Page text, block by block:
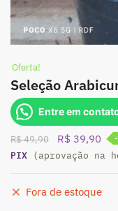
Oferta!
Seleção
Entre em
R$49,90
O
preço
R$ 49,90.
R$ 39,90 O
PIX (aprovação na
Fora de estoque